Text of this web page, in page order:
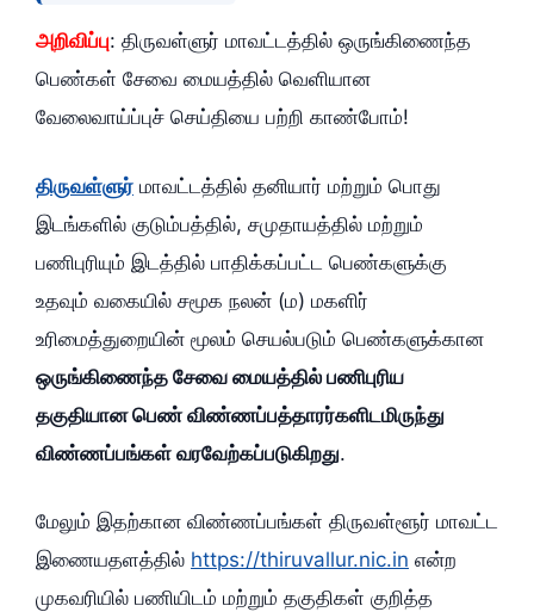
அறிவிப்பு: திருவள்ளுர்‌ மாவட்டத்தில்‌ ஒருங்கிணைந்த
பெண்கள்‌ சேவை மையத்தில்‌ வெளியான
வேலைவாய்ப்புச்‌ செய்தியை பற்றி காண்போம்‌!
திருவள்ளுர்‌ மாவட்டத்தில்‌ தனியார்‌ மற்றும்‌ பொது
இடங்களில்‌ குடும்பத்தில்‌, சமுதாயத்தில்‌ மற்றும்‌
பணிபுரியும்‌ இடத்தில்‌ பாதிக்கப்பட்ட பெண்களுக்கு
உதவும்‌ வகையில்‌ சமூக நலன்‌ (ம) மகளிர்‌
உரிமைத்துறையின்‌ மூலம்‌ செயல்படும்‌ பெண்களுக்கான
ஒருங்கிணைந்த சேவை மையத்தில்‌ பணிபுரிய
தகுதியான பெண்‌ விண்ணப்பத்தாரர்களிடமிருந்து
விண்ணப்பங்கள்‌ வரவேற்கப்படுகிறது.
மேலும்‌ இதற்கான விண்ணப்பங்கள்‌ திருவள்ளூர்‌ மாவட்ட
இணையதளத்தில்‌ https://thiruvallur.nic.in என்ற
முகவரியில்‌ பணியிடம்‌ மற்றும்‌ தகுதிகள்‌ குறித்த